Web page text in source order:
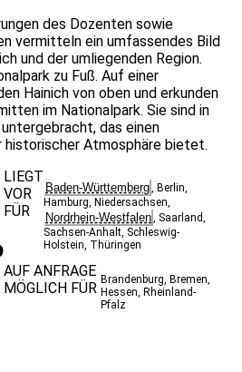
des Dozenten sowie
vermitteln ein umfassendes Bild
und der umliegenden Region.
zu Fuß. Auf einer
Hainich von oben und erkunden
im Nationalpark. Sie sind in
das einen
Atmosphäre bietet.
LIEGT
VOR
FÜR
Baden-Württemberg, Berlin,
Hamburg, Niedersachsen,
Nordrhein-Westfalen, Saarland,
Sachsen-Anhalt, Schleswig-
Holstein, Thüringen
AUF ANFRAGE
MÖGLICH FÜR Brandenburg, Bremen,
Hessen, Rheinland-
Pfalz